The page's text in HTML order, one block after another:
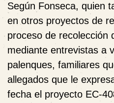
Según Fonseca, quien
en otros proyectos de
proceso de recolección
mediante entrevistas a
palenques, familiares
allegados que le
fecha el proyecto EC-